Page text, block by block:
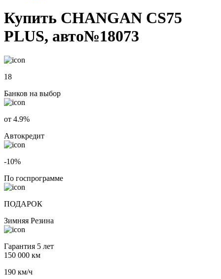
Купить CHANGAN CS75
PLUS, авто№18073
18
Банков на выбор
от 4.9%
Автокредит
-10%
По госпрограмме
ПОДАРОК
Зимняя Резина
Гарантия 5 лет
150 000 км
190 км/ч